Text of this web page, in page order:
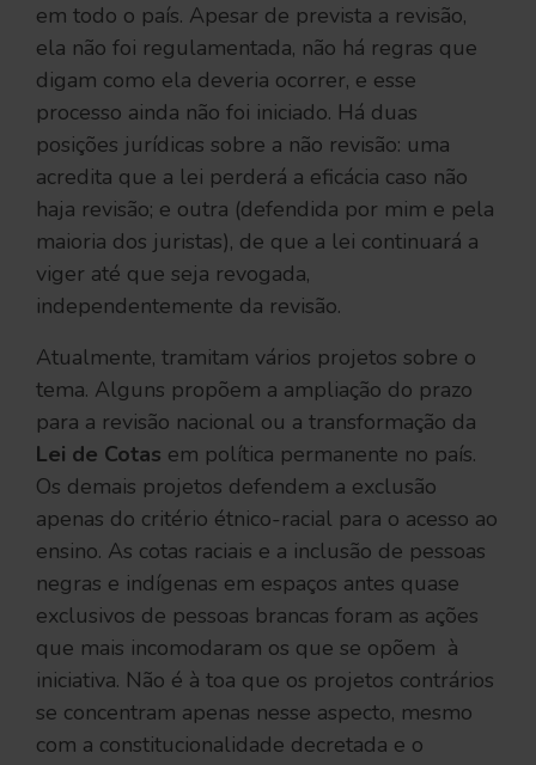
em todo o país. Apesar de prevista a revisão,
ela não foi regulamentada, não há regras que
digam como ela deveria ocorrer, e esse
processo ainda não foi iniciado. Há duas
posições jurídicas sobre a não revisão: uma
acredita que a lei perderá a eficácia caso não
haja revisão; e outra (defendida por mim e pela
maioria dos juristas), de que a lei continuará a
viger até que seja revogada,
independentemente da revisão.
Atualmente, tramitam vários projetos sobre o
tema. Alguns propõem a ampliação do prazo
para a revisão nacional ou a transformação da
Lei de Cotas em política permanente no país.
Os demais projetos defendem a exclusão
apenas do critério étnico-racial para o acesso ao
ensino. As cotas raciais e a inclusão de pessoas
negras e indígenas em espaços antes quase
exclusivos de pessoas brancas foram as ações
que mais incomodaram os que se opõem à
iniciativa. Não é à toa que os projetos contrários
se concentram apenas nesse aspecto, mesmo
com a constitucionalidade decretada e o